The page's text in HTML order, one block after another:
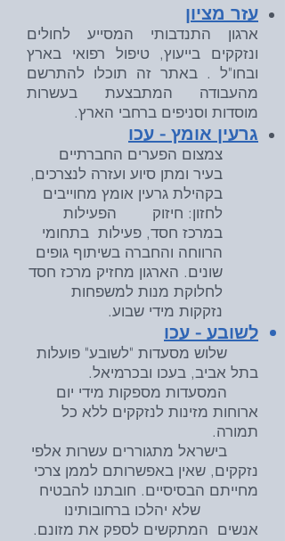
עזר מציון
ארגון התנדבותי המסייע לחולים
ונזקקים בייעוץ, טיפול רפואי בארץ
ובחו"ל . באתר זה תוכלו להתרשם
מהעבודה המתבצעת בעשרות
מוסדות וסניפים ברחבי הארץ.
גרעין אומץ - עכו
צמצום הפערים החברתיים
בעיר ומתן סיוע ועזרה לנצרכים,
בקהילת גרעין אומץ מחוייבים
לחזון: חיזוק הפעילות
במרכז חסד, פעילות בתחומי
הרווחה והחברה בשיתוף גופים
שונים. הארגון מחזיק מרכז חסד
לחלוקת מנות למשפחות
נזקקות מידי שבוע.
לשובע - עכו
שלוש מסעדות "לשובע" פועלות
בתל אביב, בעכו ובכרמיאל.
המסעדות מספקות מידי יום
ארוחות מזינות לנזקקים ללא כל
תמורה.
בישראל מתגוררים עשרות אלפי
נזקקים, שאין באפשרותם לממן צרכי
מחייתם הבסיסיים. חובתנו להבטיח
שלא יהלכו ברחובותינו
אנשים המתקשים לספק את מזונם.